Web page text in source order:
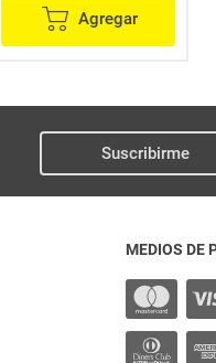
Agregar
Suscribirme
MEDIOS DE